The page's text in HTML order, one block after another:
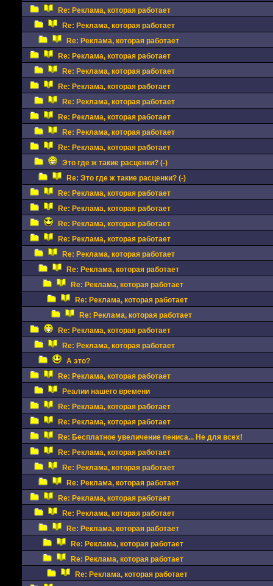
Re: Реклама, которая работает
Re: Реклама, которая работает
Re: Реклама, которая работает
Re: Реклама, которая работает
Re: Реклама, которая работает
Re: Реклама, которая работает
Re: Реклама, которая работает
Re: Реклама, которая работает
Re: Реклама, которая работает
Re: Реклама, которая работает
Это где ж такие расценки? (-)
Re: Это где ж такие расценки? (-)
Re: Реклама, которая работает
Re: Реклама, которая работает
Re: Реклама, которая работает
Re: Реклама, которая работает
Re: Реклама, которая работает
Re: Реклама, которая работает
Re: Реклама, которая работает
Re: Реклама, которая работает
Re: Реклама, которая работает
Re: Реклама, которая работает
Re: Реклама, которая работает
А это?
Re: Реклама, которая работает
Реалии нашего времени
Re: Реклама, которая работает
Re: Реклама, которая работает
Re: Бесплатное увеличение пениса... Не для всех!
Re: Реклама, которая работает
Re: Реклама, которая работает
Re: Реклама, которая работает
Re: Реклама, которая работает
Re: Реклама, которая работает
Re: Реклама, которая работает
Re: Реклама, которая работает
Re: Реклама, которая работает
Re: Реклама, которая работает